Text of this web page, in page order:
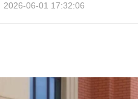
2026-06-01 17:32:06